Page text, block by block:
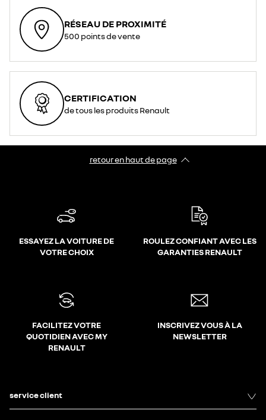
RÉSEAU DE PROXIMITÉ
500 points de vente
CERTIFICATION
de tous les produits Renault
retour en haut de page​
ESSAYEZ LA VOITURE DE
VOTRE CHOIX
ROULEZ CONFIANT AVEC LES
GARANTIES RENAULT
FACILITEZ VOTRE
QUOTIDIEN AVEC MY
RENAULT
INSCRIVEZ VOUS À LA
NEWSLETTER
service client